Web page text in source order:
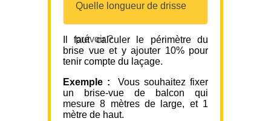
Quelle longueur de drisse
prévoir ?
Il faut calculer le périmètre du
brise vue et y ajouter 10% pour
tenir compte du laçage.
Exemple :
Vous souhaitez fixer
un brise-vue de balcon qui
mesure 8 mètres de large, et 1
mètre de haut.